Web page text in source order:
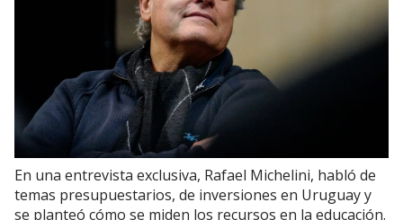
En una entrevista exclusiva, Rafael Michelini, habló de
temas presupuestarios, de inversiones en Uruguay y
se planteó cómo se miden los recursos en la educación.